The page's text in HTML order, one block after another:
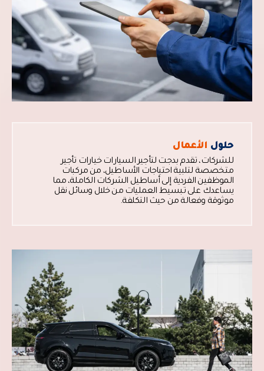
حلول الأعمال
للشركات، تقدم بدجت لتأجير السيارات خيارات تأجير
متخصصة لتلبية احتياجات الأساطيل، من مركبات
الموظفين الفردية إلى أساطيل الشركات الكاملة، مما
يساعدك على تبسيط العمليات من خلال وسائل نقل
موثوقة وفعالة من حيث التكلفة.